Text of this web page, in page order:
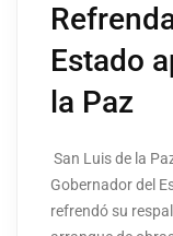
Estado
la Paz
San Luis de la
Gobernador del
refrendó su